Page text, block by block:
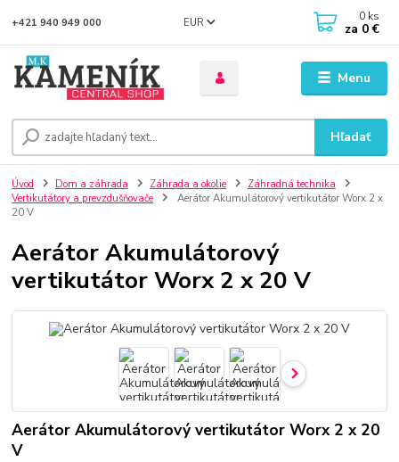
Menu
EUR
Hľadať
+421 940 949 000 0 ks
za 0 €
Úvod Dom a záhrada Záhrada a okolie
Záhradná technika
Vertikutátory a prevzdušňovače
Aerátor Akumulátorový vertikutátor Worx 2 x
20 V
Aerátor Akumulátorový
vertikutátor Worx 2 x 20 V
Aerátor Akumulátorový vertikutátor Worx 2 x 20
V